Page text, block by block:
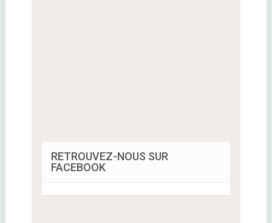
RETROUVEZ-NOUS SUR
FACEBOOK